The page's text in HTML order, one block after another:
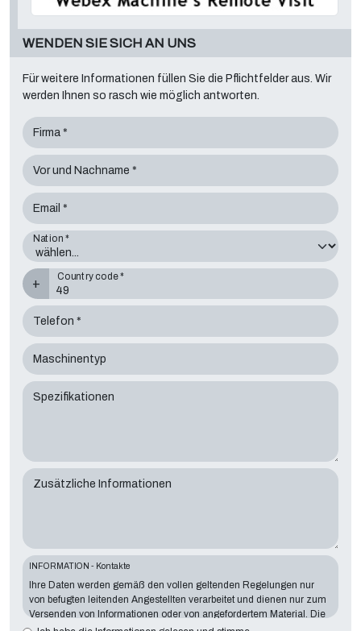
WENDEN SIE SICH AN UNS
Für weitere Informationen füllen Sie die Pflichtfelder aus. Wir
werden Ihnen so rasch wie möglich antworten.
Firma *
Vor und Nachname *
Email *
Nation *
+
Country code *
Telefon *
Maschinentyp
Spezifikationen
Zusätzliche Informationen
INFORMATION - Kontakte
Ihre Daten werden gemäß den vollen geltenden Regelungen nur
von befugten leitenden Angestellten verarbeitet und dienen nur zum
Versenden von Informationen oder von angefordertem Material. Die
Angabe von Daten ist für den dargelegten Zweck wesentlich wichtig.